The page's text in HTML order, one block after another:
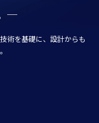
く。
─
術を基礎に、 設計からも
─
術を基礎に、 設計からも
く。
く。
─
術を基礎に、 設計からも
─
術を基礎に、 設計からも